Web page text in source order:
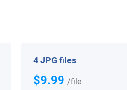
4 JPG files
$9.99 /file